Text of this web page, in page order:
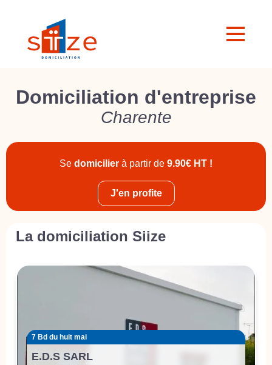
Domiciliation d'entreprise
Charente
Se domicilier à partir de 9.90€ HT !
J'en profite
La domiciliation Siize
7 Bd du huit mai
E.D.S SARL